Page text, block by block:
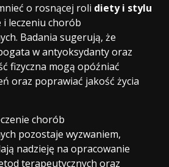
o rosnącej roli diety i stylu
leczeniu chorób
Badania sugerują, że
w antyoksydanty oraz
fizyczna mogą opóźniać
oraz poprawiać jakość życia
chorób
pozostaje wyzwaniem,
nadzieję na opracowanie
terapeutycznych oraz